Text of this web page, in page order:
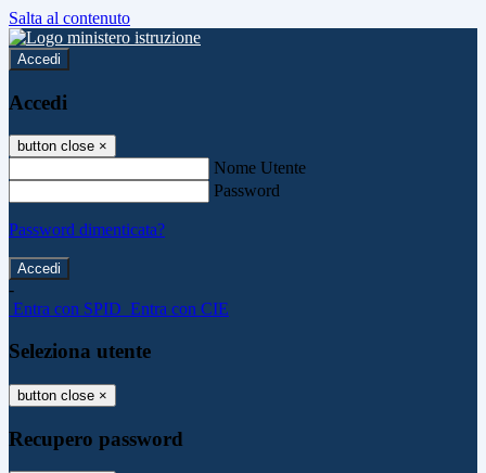
Salta al contenuto
Accedi
Accedi
button close ×
Nome Utente
Password
Password dimenticata?
-
Entra con SPID Entra con CIE
Seleziona utente
button close ×
Recupero password